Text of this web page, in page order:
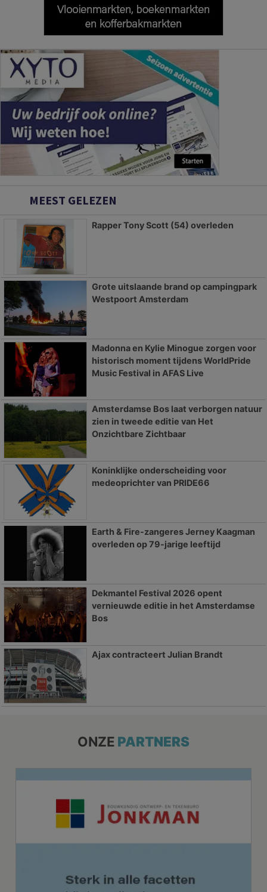
MEEST GELEZEN
Rapper Tony Scott (54) overleden
Grote uitslaande brand op campingpark
Westpoort Amsterdam
Madonna en Kylie Minogue zorgen voor
historisch moment tijdens WorldPride
Music Festival in AFAS Live
Amsterdamse Bos laat verborgen natuur
zien in tweede editie van Het
Onzichtbare Zichtbaar
Koninklijke onderscheiding voor
medeoprichter van PRIDE66
Earth & Fire-zangeres Jerney Kaagman
overleden op 79-jarige leeftijd
Dekmantel Festival 2026 opent
vernieuwde editie in het Amsterdamse
Bos
Ajax contracteert Julian Brandt
ONZE PARTNERS